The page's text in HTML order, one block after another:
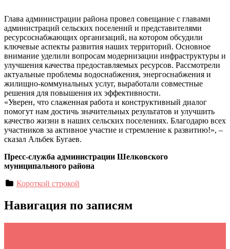
Глава администрации района провел совещание с главами
администраций сельских поселений и представителями
ресурсоснабжающих организаций, на котором обсудили
ключевые аспекты развития наших территорий. Основное
внимание уделили вопросам модернизации инфраструктуры и
улучшения качества предоставляемых ресурсов. Рассмотрели
актуальные проблемы водоснабжения, энергоснабжения и
жилищно-коммунальных услуг, выработали совместные
решения для повышения их эффективности.
«Уверен, что слаженная работа и конструктивный диалог
помогут нам достичь значительных результатов и улучшить
качество жизни в наших сельских поселениях. Благодарю всех
участников за активное участие и стремление к развитию!», –
сказал Альбек Бугаев.
Пресс-служба администрации Шелковского
муниципального района
Короткой строкой
Навигация по записям